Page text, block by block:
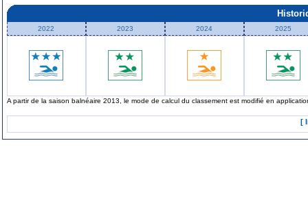
2022 2023 2024 2025
A partir de la saison balnéaire 2013, le mode de calcul du classement est modifié en
[